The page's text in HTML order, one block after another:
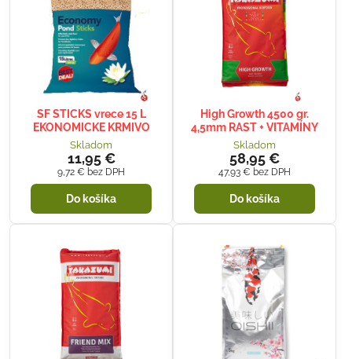
SF STICKS vrece 15 L
EKONOMICKE KRMIVO
Skladom
11,95 €
9,72 € bez DPH
Do košíka
High Growth 4500 gr.
4,5mm RAST + VITAMÍNY
Skladom
58,95 €
47,93 € bez DPH
Do košíka